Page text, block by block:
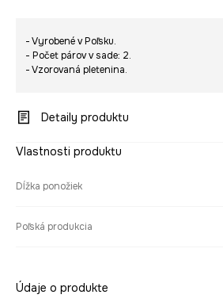
- Vyrobené v Poľsku.
- Počet párov v sade: 2.
- Vzorovaná pletenina.
Detaily produktu
Vlastnosti produktu
Dĺžka ponožiek
Poľská produkcia
Údaje o produkte